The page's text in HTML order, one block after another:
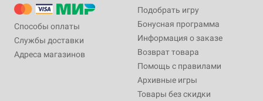
Способы оплаты
Службы доставки
Адреса магазинов
Подобрать игру
Бонусная программа
Информация о заказе
Возврат товара
Помощь с правилами
Архивные игры
Товары без скидки